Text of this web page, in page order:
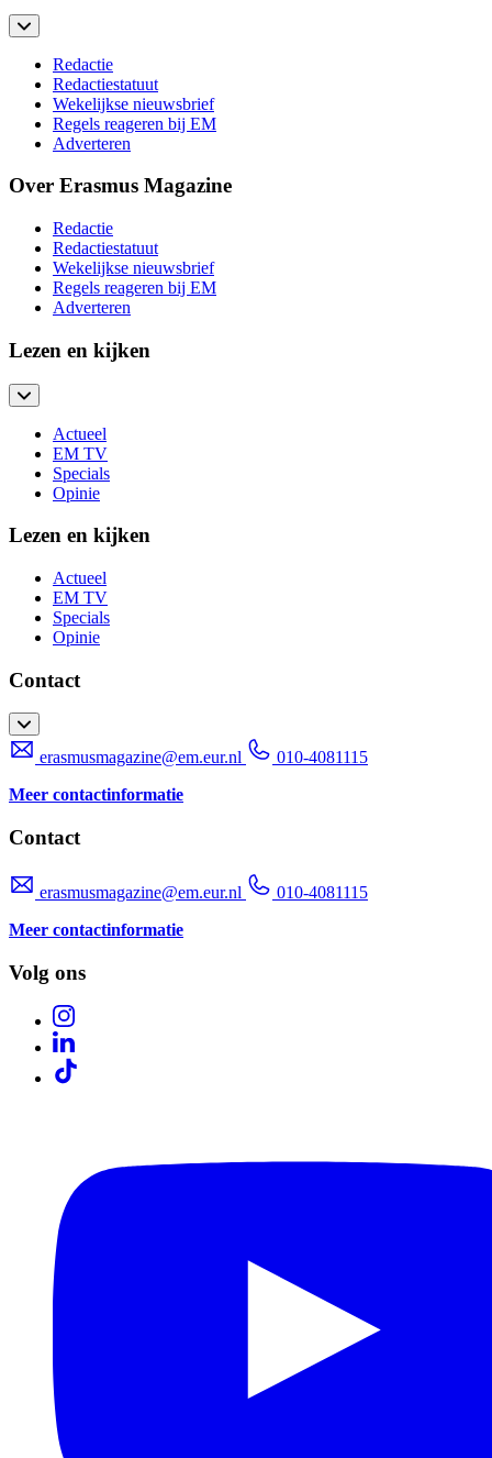
Redactie
Redactiestatuut
Wekelijkse nieuwsbrief
Regels reageren bij EM
Adverteren
Over Erasmus Magazine
Redactie
Redactiestatuut
Wekelijkse nieuwsbrief
Regels reageren bij EM
Adverteren
Lezen en kijken
Actueel
EM TV
Specials
Opinie
Lezen en kijken
Actueel
EM TV
Specials
Opinie
Contact
erasmusmagazine@em.eur.nl
010-4081115
Meer contactinformatie
Contact
erasmusmagazine@em.eur.nl
010-4081115
Meer contactinformatie
Volg ons